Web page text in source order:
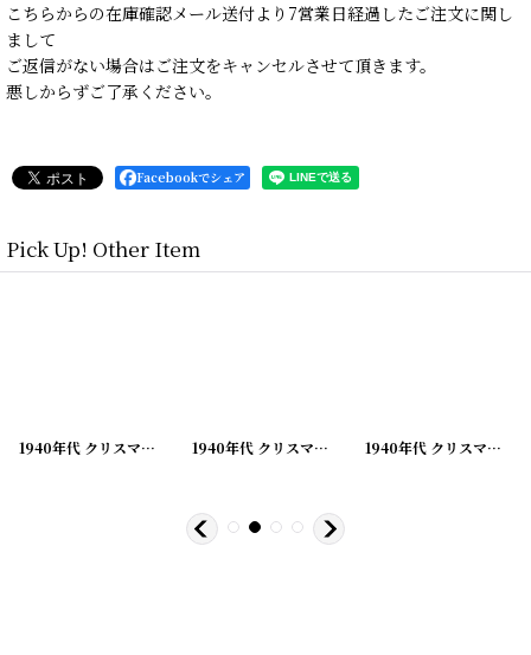
こちらからの在庫確認メール送付より7営業日経過したご注文に関し
まして
ご返信がない場合はご注文をキャンセルさせて頂きます。
悪しからずご了承ください。
Facebookでシェア
Pick Up! Other Item
[210928-2] [210928-3]
1940年代 クリスマスグリーティング ビンテージカード [210928-4]
1940年代 クリスマスグリーティング ビンテージカード 1940年代 クリスマスグリーティング ビンテージカード